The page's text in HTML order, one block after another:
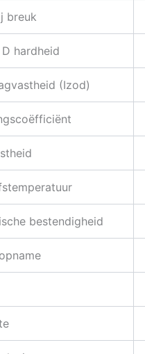
breuk
hardheid
(Izod)
bestendigheid